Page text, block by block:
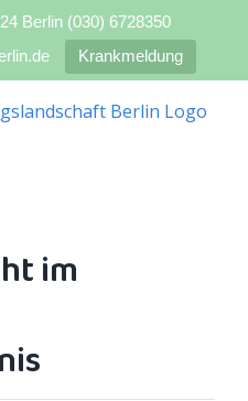
Berlin (030) 6728350
Krankmeldung
im